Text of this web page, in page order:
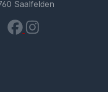
Saalfelden